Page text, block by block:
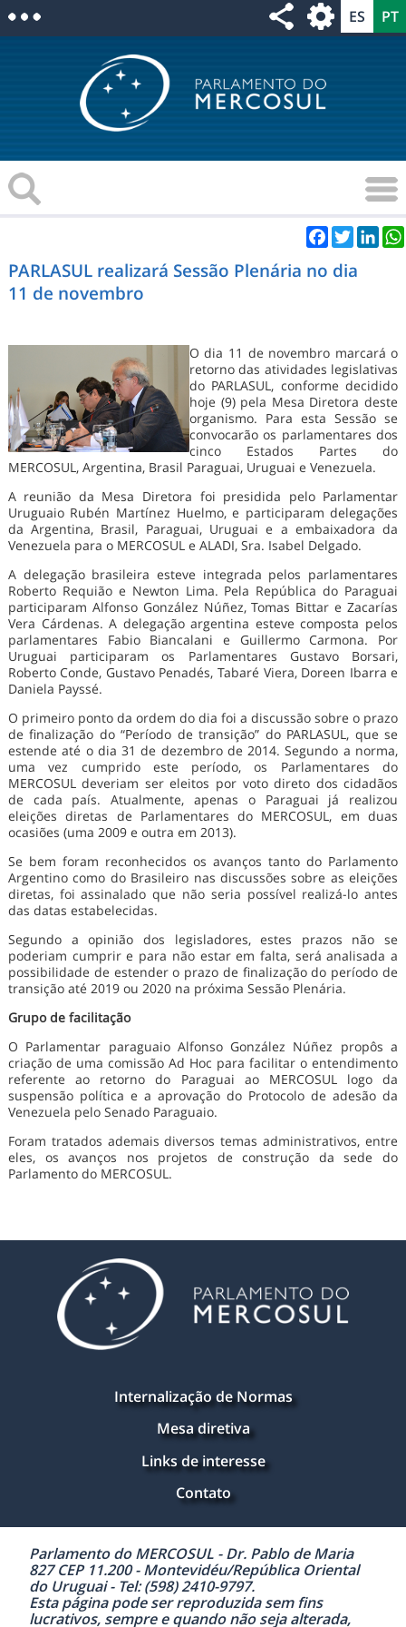
Facebook
Twitter
PARLASUL realizará Sessão Plenária no dia
11 de novembro
O dia 11 de novembro marcará o
retorno das atividades legislativas
do PARLASUL, conforme decidido
hoje (9) pela Mesa Diretora deste
organismo. Para esta Sessão se
convocarão os parlamentares dos
cinco Estados Partes do
MERCOSUL, Argentina, Brasil Paraguai, Uruguai e Venezuela.
A reunião da Mesa Diretora foi presidida pelo Parlamentar
Uruguaio Rubén Martínez Huelmo, e participaram delegações
da Argentina, Brasil, Paraguai, Uruguai e a embaixadora da
Venezuela para o MERCOSUL e ALADI, Sra. Isabel Delgado.
A delegação brasileira esteve integrada pelos parlamentares
Roberto Requião e Newton Lima. Pela República do Paraguai
participaram Alfonso González Núñez, Tomas Bittar e Zacarías
Vera Cárdenas. A delegação argentina esteve composta pelos
parlamentares Fabio Biancalani e Guillermo Carmona. Por
Uruguai participaram os Parlamentares Gustavo Borsari,
Roberto Conde, Gustavo Penadés, Tabaré Viera, Doreen Ibarra e
Daniela Payssé.
O primeiro ponto da ordem do dia foi a discussão sobre o prazo
de finalização do “Período de transição” do PARLASUL, que se
estende até o dia 31 de dezembro de 2014. Segundo a norma,
uma vez cumprido este período, os Parlamentares do
MERCOSUL deveriam ser eleitos por voto direto dos cidadãos
de cada país. Atualmente, apenas o Paraguai já realizou
eleições diretas de Parlamentares do MERCOSUL, em duas
ocasiões (uma 2009 e outra em 2013).
Se bem foram reconhecidos os avanços tanto do Parlamento
Argentino como do Brasileiro nas discussões sobre as eleições
diretas, foi assinalado que não seria possível realizá-lo antes
das datas estabelecidas.
Segundo a opinião dos legisladores, estes prazos não se
poderiam cumprir e para não estar em falta, será analisada a
possibilidade de estender o prazo de finalização do período de
transição até 2019 ou 2020 na próxima Sessão Plenária.
Grupo de facilitação
O Parlamentar paraguaio Alfonso González Núñez propôs a
criação de uma comissão Ad Hoc para facilitar o entendimento
referente ao retorno do Paraguai ao MERCOSUL logo da
suspensão política e a aprovação do Protocolo de adesão da
Venezuela pelo Senado Paraguaio.
Foram tratados ademais diversos temas administrativos, entre
eles, os avanços nos projetos de construção da sede do
Parlamento do MERCOSUL.
Internalização de Normas
Mesa diretiva
Links de interesse
Contato
Parlamento do MERCOSUL - Dr. Pablo de Maria
827 CEP 11.200 - Montevidéu/República Oriental
do Uruguai - Tel: (598) 2410-9797.
Esta página pode ser reproduzida sem fins
lucrativos, sempre e quando não seja alterada,